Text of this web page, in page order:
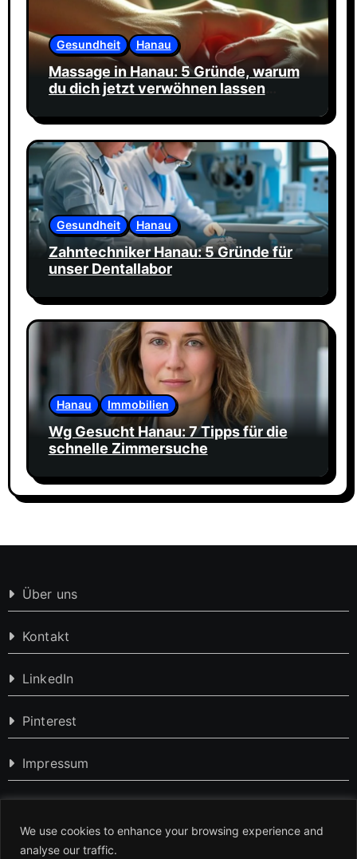
We use cookies to enhance your browsing experience and
analyse our traffic.
Gesundheit Hanau
Massage in Hanau: 5 Gründe, warum
du dich jetzt verwöhnen lassen
Gesundheit Hanau
Zahntechniker Hanau: 5 Gründe für
unser Dentallabor
Hanau Immobilien
Wg Gesucht Hanau: 7 Tipps für die
schnelle Zimmersuche
Über uns
Kontakt
LinkedIn
Pinterest
Impressum